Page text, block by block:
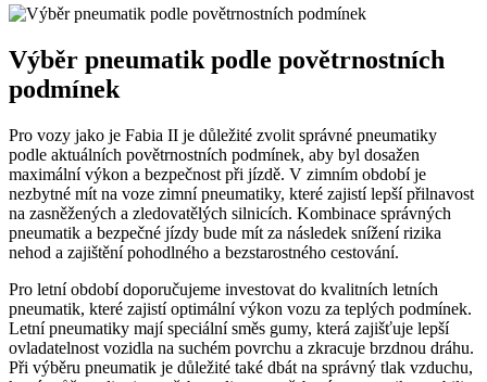
Výběr pneumatik podle povětrnostních
podmínek
Pro vozy jako je Fabia II je důležité zvolit správné pneumatiky
podle aktuálních povětrnostních podmínek, aby byl dosažen
maximální výkon a bezpečnost při jízdě. V zimním období je
nezbytné mít na voze zimní pneumatiky, které zajistí lepší přilnavost
na zasněžených a zledovatělých silnicích. Kombinace správných
pneumatik a bezpečné jízdy bude mít za následek snížení rizika
nehod a zajištění pohodlného a bezstarostného cestování.
Pro letní období doporučujeme investovat do kvalitních letních
pneumatik, které zajistí optimální výkon vozu za teplých podmínek.
Letní pneumatiky mají speciální směs gumy, která zajišťuje lepší
ovladatelnost vozidla na suchém povrchu a zkracuje brzdnou dráhu.
Při výběru pneumatik je důležité také dbát na správný tlak vzduchu,